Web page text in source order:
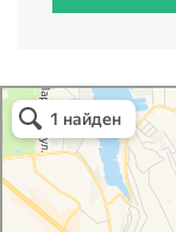
Атриум-Крым
Системы водоснабжения,
Снабжение